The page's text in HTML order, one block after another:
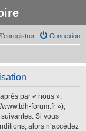
Connexion
par « nous »,
forum.fr »),
Si vous
alors n’accédez